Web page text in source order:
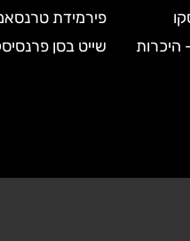
היכרות
פירמידת
שייט בסן